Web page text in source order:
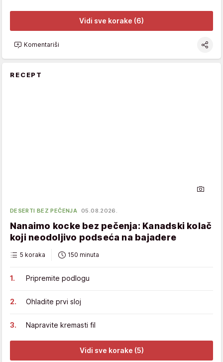
Vidi sve korake (6)
Komentariši
RECEPT
DESERTI BEZ PEČENJA 05.08.2026.
Nanaimo kocke bez pečenja: Kanadski kolač
koji neodoljivo podseća na bajadere
5 koraka 150 minuta
Pripremite podlogu
Ohladite prvi sloj
Napravite kremasti fil
Vidi sve korake (5)